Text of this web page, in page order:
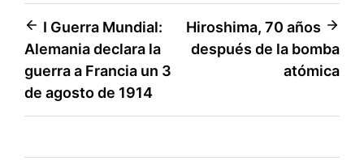
Navegación
de
entradas
I Guerra Mundial:
Alemania declara la
guerra a Francia un 3
de agosto de 1914
Hiroshima, 70 años
después de la bomba
atómica